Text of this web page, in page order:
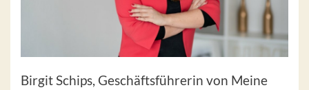
Birgit Schips, Geschäftsführerin von Meine